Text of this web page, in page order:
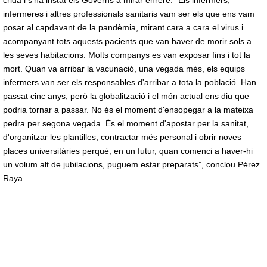
infermeres i altres professionals sanitaris vam ser els que ens vam
posar al capdavant de la pandèmia, mirant cara a cara el virus i
acompanyant tots aquests pacients que van haver de morir sols a
les seves habitacions. Molts companys es van exposar fins i tot la
mort. Quan va arribar la vacunació, una vegada més, els equips
infermers van ser els responsables d'arribar a tota la població. Han
passat cinc anys, però la globalització i el món actual ens diu que
podria tornar a passar. No és el moment d'ensopegar a la mateixa
pedra per segona vegada. És el moment d'apostar per la sanitat,
d'organitzar les plantilles, contractar més personal i obrir noves
places universitàries perquè, en un futur, quan comenci a haver-hi
un volum alt de jubilacions, puguem estar preparats”, conclou Pérez
Raya.